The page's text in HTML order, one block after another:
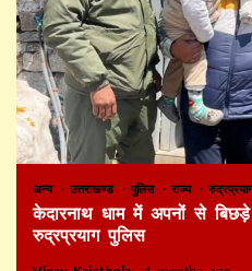
अन्य उत्तराखण्ड पुलिस राज्य
केदारनाथ धाम में अपनों से
रुद्रप्रयाग पुलिस